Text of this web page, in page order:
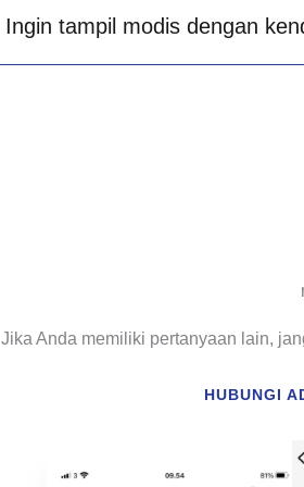
Ingin tampil modis dengan
Jika Anda memiliki pertanyaan lain,
HUBUNGI